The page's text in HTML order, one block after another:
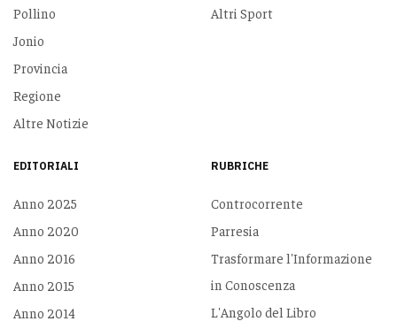
Pollino
Jonio
Provincia
Regione
Altre Notizie
Altri Sport
EDITORIALI
Anno 2025
Anno 2020
Anno 2016
Anno 2015
Anno 2014
RUBRICHE
Controcorrente
Parresia
Trasformare l'Informazione
in Conoscenza
L'Angolo del Libro